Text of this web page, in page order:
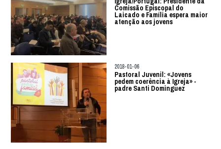
Comissão Episcopal do
Laicado e Família espera maior
atenção aos jovens
2018-01-06
Pastoral Juvenil: «Jovens
pedem coerência à Igreja» -
padre Santi Dominguez